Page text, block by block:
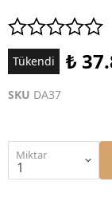
Tükendi ₺
SKU DA37
Miktar